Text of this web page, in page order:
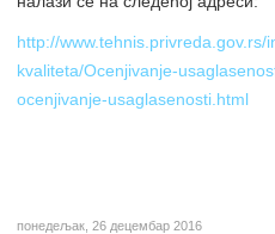
http://www.tehnis.privreda.gov.rs/
kvaliteta/Ocenjivanje-
ocenjivanje-usaglasenosti.html
понедељак, 26 децембар 2016